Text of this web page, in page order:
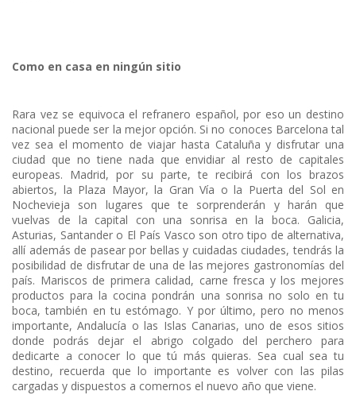
Como en casa en ningún sitio
Rara vez se equivoca el refranero español, por eso un destino
nacional puede ser la mejor opción. Si no conoces Barcelona tal
vez sea el momento de viajar hasta Cataluña y disfrutar una
ciudad que no tiene nada que envidiar al resto de capitales
europeas. Madrid, por su parte, te recibirá con los brazos
abiertos, la Plaza Mayor, la Gran Vía o la Puerta del Sol en
Nochevieja son lugares que te sorprenderán y harán que
vuelvas de la capital con una sonrisa en la boca. Galicia,
Asturias, Santander o El País Vasco son otro tipo de alternativa,
allí además de pasear por bellas y cuidadas ciudades, tendrás la
posibilidad de disfrutar de una de las mejores gastronomías del
país. Mariscos de primera calidad, carne fresca y los mejores
productos para la cocina pondrán una sonrisa no solo en tu
boca, también en tu estómago. Y por último, pero no menos
importante, Andalucía o las Islas Canarias, uno de esos sitios
donde podrás dejar el abrigo colgado del perchero para
dedicarte a conocer lo que tú más quieras. Sea cual sea tu
destino, recuerda que lo importante es volver con las pilas
cargadas y dispuestos a comernos el nuevo año que viene.